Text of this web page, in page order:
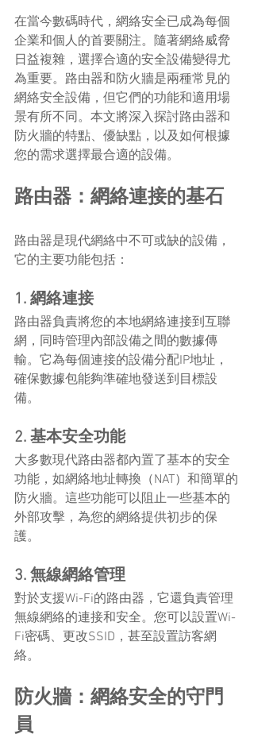
在當今數碼時代，網絡安全已成為每個
企業和個人的首要關注。隨著網絡威脅
日益複雜，選擇合適的安全設備變得尤
為重要。路由器和防火牆是兩種常見的
網絡安全設備，但它們的功能和適用場
景有所不同。本文將深入探討路由器和
防火牆的特點、優缺點，以及如何根據
您的需求選擇最合適的設備。
路由器：網絡連接的基石
路由器是現代網絡中不可或缺的設備，
它的主要功能包括：
1. 網絡連接
路由器負責將您的本地網絡連接到互聯
網，同時管理內部設備之間的數據傳
輸。它為每個連接的設備分配IP地址，
確保數據包能夠準確地發送到目標設
備。
2. 基本安全功能
大多數現代路由器都內置了基本的安全
功能，如網絡地址轉換（NAT）和簡單的
防火牆。這些功能可以阻止一些基本的
外部攻擊，為您的網絡提供初步的保
護。
3. 無線網絡管理
對於支援Wi-Fi的路由器，它還負責管理
無線網絡的連接和安全。您可以設置Wi-
Fi密碼、更改SSID，甚至設置訪客網
絡。
防火牆：網絡安全的守門
員